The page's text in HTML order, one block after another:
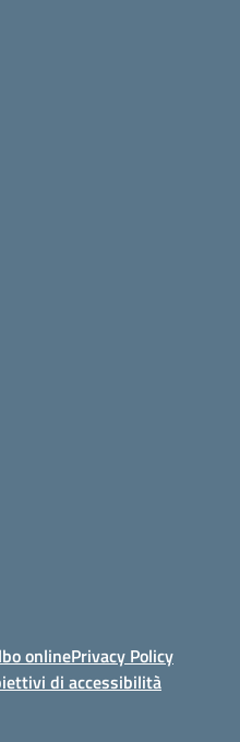
onlinePrivacy Policy
di accessibilità